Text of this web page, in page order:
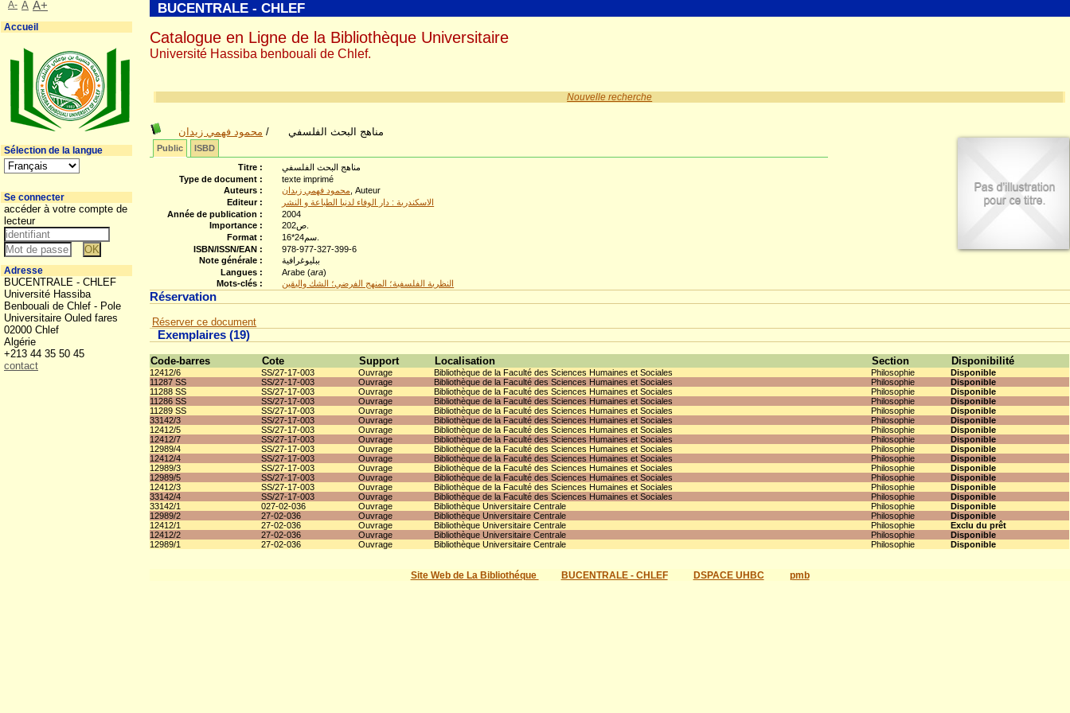
Nouvelle recherche
مناهج البحث الفلسفي / محمود فهمي زيدان
Public
ISBD
Titre :
مناهج البحث الفلسفي
Type de document :
texte imprimé
Auteurs :
محمود فهمي زيدان , Auteur
Editeur :
الاسكندرية : دار الوفاء لدنيا الطباعة و النشر
Année de publication :
2004
Importance :
Format :
ISBN/ISSN/EAN :
978-977-327-399-6
Note générale :
ببليوغرافية
Langues :
Arabe (ara)
Mots-clés :
النظرية الفلسفية؛ المنهج الفرضي؛ الشك واليقين
Réservation
Réserver ce document
Exemplaires (19)
Code-barres Cote Support Localisation Section Disponibilité
12412/6 SS/27-17-003 Ouvrage Bibliothèque de la Faculté des Sciences Humaines et Sociales Philosophie
Disponible
11287 SS
SS/27-17-003 Ouvrage Bibliothèque de la Faculté des Sciences Humaines et Sociales Philosophie
Disponible
11288 SS
SS/27-17-003 Ouvrage Bibliothèque de la Faculté des Sciences Humaines et Sociales Philosophie
Disponible
11286 SS
SS/27-17-003 Ouvrage Bibliothèque de la Faculté des Sciences Humaines et Sociales Philosophie
Disponible
11289 SS
SS/27-17-003 Ouvrage Bibliothèque de la Faculté des Sciences Humaines et Sociales Philosophie
Disponible
33142/3
SS/27-17-003 Ouvrage Bibliothèque de la Faculté des Sciences Humaines et Sociales Philosophie
Disponible
12412/5
SS/27-17-003 Ouvrage Bibliothèque de la Faculté des Sciences Humaines et Sociales Philosophie
Disponible
12412/7
SS/27-17-003 Ouvrage Bibliothèque de la Faculté des Sciences Humaines et Sociales Philosophie
Disponible
12989/4
SS/27-17-003 Ouvrage Bibliothèque de la Faculté des Sciences Humaines et Sociales Philosophie
Disponible
12412/4
SS/27-17-003 Ouvrage Bibliothèque de la Faculté des Sciences Humaines et Sociales Philosophie
Disponible
12989/3
SS/27-17-003 Ouvrage Bibliothèque de la Faculté des Sciences Humaines et Sociales Philosophie
Disponible
12989/5
SS/27-17-003 Ouvrage Bibliothèque de la Faculté des Sciences Humaines et Sociales Philosophie
Disponible
12412/3
SS/27-17-003 Ouvrage Bibliothèque de la Faculté des Sciences Humaines et Sociales Philosophie
Disponible
33142/4
SS/27-17-003 Ouvrage Bibliothèque de la Faculté des Sciences Humaines et Sociales Philosophie
Disponible
33142/1
027-02-036 Ouvrage Bibliothèque Universitaire Centrale Philosophie
Disponible
12989/2
27-02-036 Ouvrage Bibliothèque Universitaire Centrale Philosophie
Disponible
12412/1
27-02-036 Ouvrage Bibliothèque Universitaire Centrale Philosophie
Exclu du prêt
12412/2
27-02-036 Ouvrage Bibliothèque Universitaire Centrale Philosophie
Disponible
12989/1
27-02-036 Ouvrage Bibliothèque Universitaire Centrale Philosophie Disponible
Site Web de La Bibliothéque BUCENTRALE - CHLEF DSPACE UHBC pmb
BUCENTRALE - CHLEF
Catalogue en Ligne de la Bibliothèque Universitaire
Université Hassiba benbouali de Chlef.
A- A A+
Accueil
Sélection de la langue
Se connecter
accéder à votre compte de
lecteur
Adresse
BUCENTRALE - CHLEF
Université Hassiba
Benbouali de Chlef - Pole
Universitaire Ouled fares
02000 Chlef
Algérie
+213 44 35 50 45
contact